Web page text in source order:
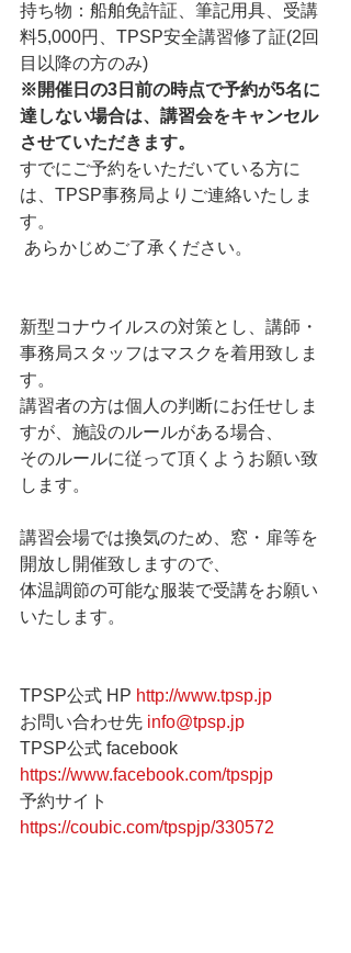
持ち物：船舶免許証、筆記用具、受講
料5,000円、TPSP安全講習修了証(2回
目以降の方のみ)
※開催日の3日前の時点で予約が5名に
達しない場合は、講習会をキャンセル
させていただきます。
すでにご予約をいただいている方に
は、TPSP事務局よりご連絡いたしま
す。
新型コナウイルスの対策とし、講師・
事務局スタッフはマスクを着用致しま
す。
講習者の方は個人の判断にお任せしま
すが、施設のルールがある場合、
そのルールに従って頂くようお願い致
します。
講習会場では換気のため、窓・扉等を
開放し開催致しますので、
体温調節の可能な服装で受講をお願い
いたします。
TPSP公式 HP http://www.tpsp.jp
お問い合わせ先 info@tpsp.jp
TPSP公式 facebook
https://www.facebook.com/tpspjp
予約サイト
https://coubic.com/tpspjp/330572